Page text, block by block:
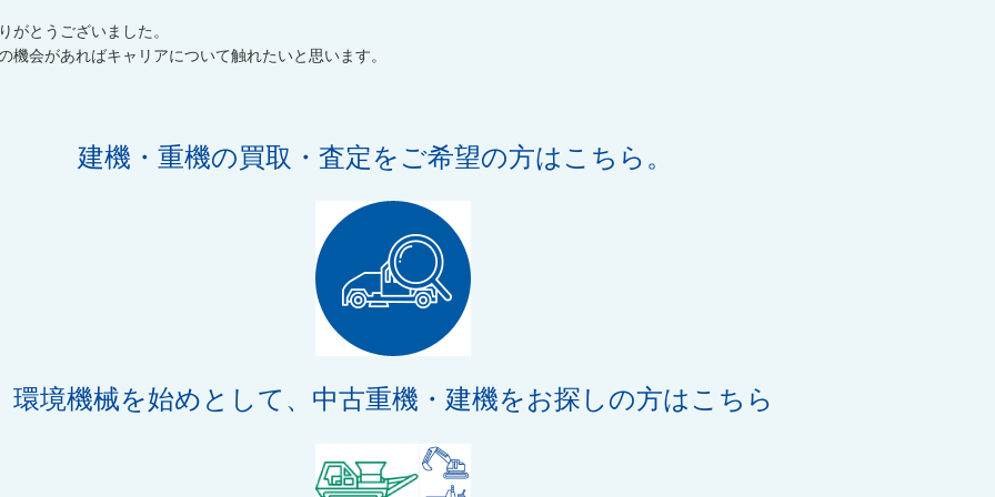
がとうございました。
機会があればキャリアについて触れたいと思います。
建機・重機の買取・査定をご希望の方はこちら。
環境機械を始めとして、中古重機・建機をお探しの方はこちら